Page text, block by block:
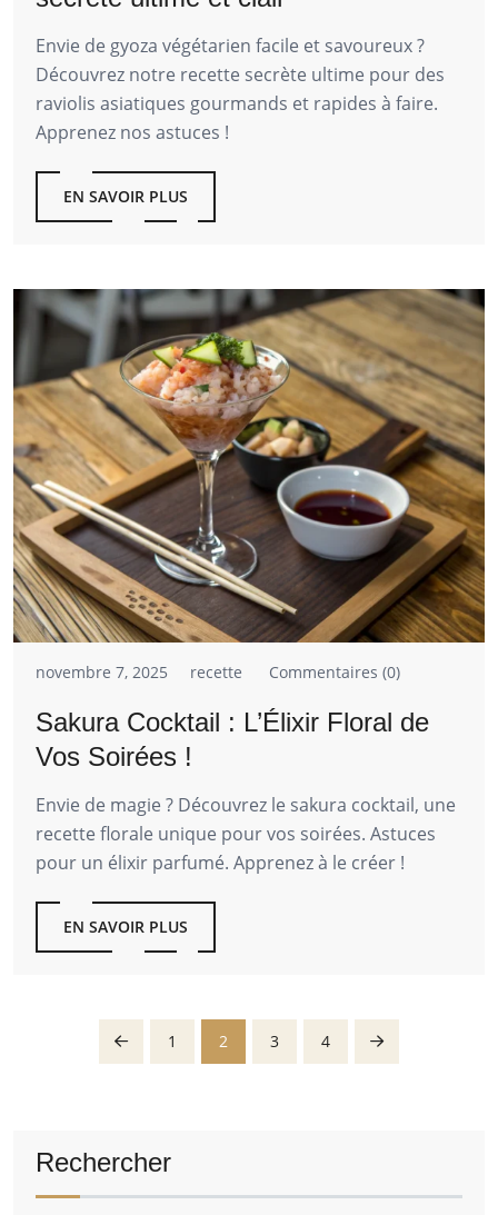
Envie de gyoza végétarien facile et savoureux ?
Découvrez notre recette secrète ultime pour des
raviolis asiatiques gourmands et rapides à faire.
Apprenez nos astuces !
EN SAVOIR PLUS
novembre 7, 2025 recette Commentaires (0)
Sakura Cocktail : L’Élixir Floral de
Vos Soirées !
Envie de magie ? Découvrez le sakura cocktail, une
recette florale unique pour vos soirées. Astuces
pour un élixir parfumé. Apprenez à le créer !
EN SAVOIR PLUS
1 2 3 4
Rechercher